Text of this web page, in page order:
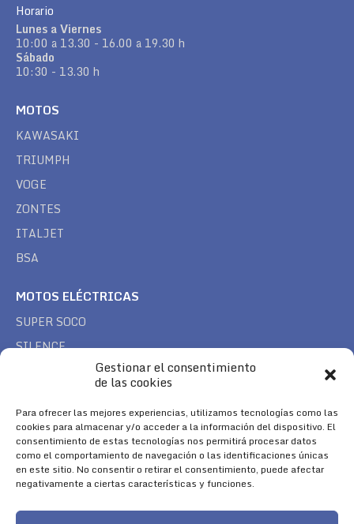
Gestionar el consentimiento
de las cookies
Para ofrecer las mejores experiencias, utilizamos tecnologías como las
cookies para almacenar y/o acceder a la información del dispositivo. El
consentimiento de estas tecnologías nos permitirá procesar datos
como el comportamiento de navegación o las identificaciones únicas
en este sitio. No consentir o retirar el consentimiento, puede afectar
negativamente a ciertas características y funciones.
Horario
Lunes a Viernes
10:00 a 13.30 - 16.00 a 19.30 h
Sábado
10:30 - 13.30 h
MOTOS
KAWASAKI
TRIUMPH
VOGE
ZONTES
ITALJET
BSA
MOTOS ELÉCTRICAS
SUPER SOCO
SILENCE
VEHÍCULOS
CAN AM
SEA DOO
TREK
SÍGUENOS